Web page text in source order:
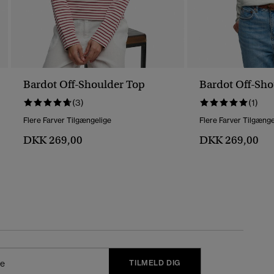
Bardot Off-Shoulder Top
(3)
Flere Farver Tilgængelige
DKK 269,00
Bardot Off-
(1)
Flere Farver
DKK 269,00
TILMELD DIG